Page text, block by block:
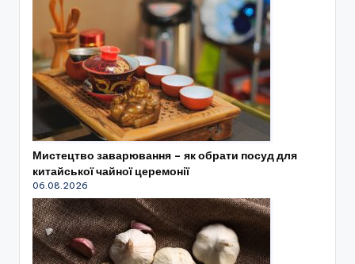
Мистецтво заварювання – як обрати посуд для
китайської чайної церемонії
06.08.2026